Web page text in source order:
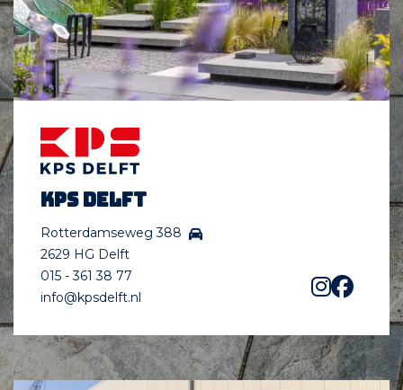
KPS Delft
Rotterdamseweg 388
2629 HG Delft
015 - 361 38 77
info@kpsdelft.nl